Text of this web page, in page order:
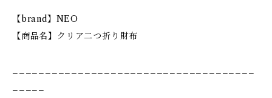
【brand】NEO
【商品名】クリア二つ折り財布